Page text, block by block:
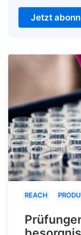
Jetzt
REACH